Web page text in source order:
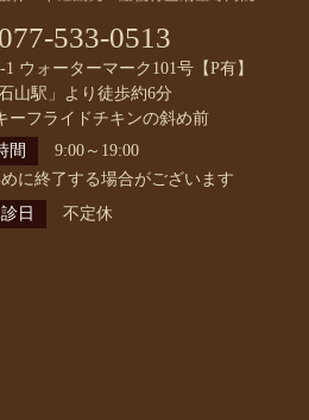
533-0513
ウォーターマーク101号【P有】
山駅」より徒歩約6分
ーフライドチキンの斜め前
間
9:00～19:00
に終了する場合がございます
日
不定休